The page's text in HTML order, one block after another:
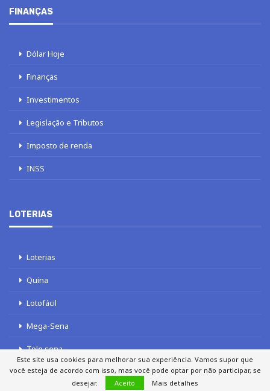
FINANÇAS
Dólar Hoje
Finanças
Investimentos
Legislação e Tributos
Imposto de renda
INSS
LOTERIAS
Loterias
Quina
Lotofácil
Mega-Sena
Tele sena
Este site usa cookies para melhorar sua experiência. Vamos supor que
você esteja de acordo com isso, mas você pode optar por não participar, se
desejar.
Aceito Mais detalhes